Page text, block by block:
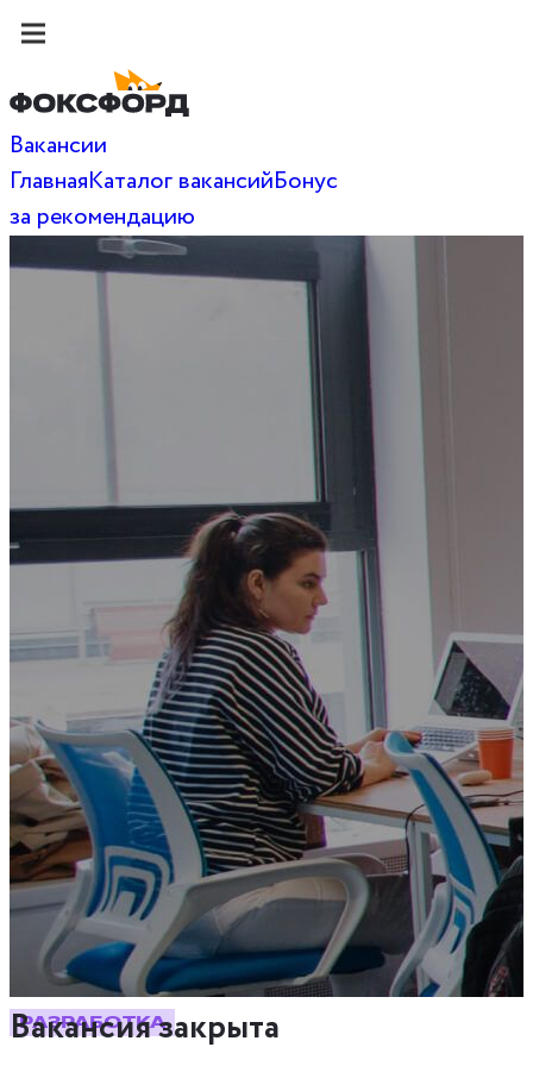
Вакансии
ГлавнаяКаталог вакансийБонус
за рекомендацию
Вакансия закрыта
РАЗРАБОТКА